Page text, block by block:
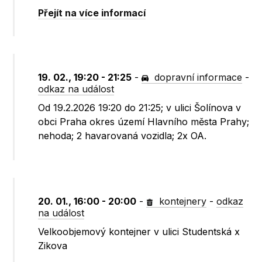
Přejít na více informací
19. 02., 19:20 - 21:25 - dopravní informace -
odkaz na událost
Od 19.2.2026 19:20 do 21:25; v ulici Šolínova v
obci Praha okres území Hlavního města Prahy;
nehoda; 2 havarovaná vozidla; 2x OA.
20. 01., 16:00 - 20:00 - kontejnery -odkaz
na událost
Velkoobjemový kontejner v ulici Studentská x
Zikova